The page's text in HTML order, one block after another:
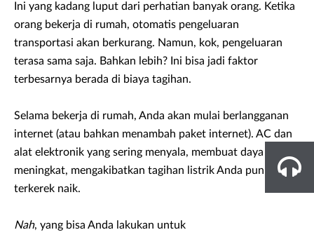
Ini yang kadang luput dari perhatian banyak orang. Ketika
orang bekerja di rumah, otomatis pengeluaran
transportasi akan berkurang. Namun, kok, pengeluaran
terasa sama saja. Bahkan lebih? Ini bisa jadi faktor
terbesarnya berada di biaya tagihan.
Selama bekerja di rumah, Anda akan mulai berlangganan
internet (atau bahkan menambah paket internet). AC dan
alat elektronik yang sering menyala, membuat daya listrik
meningkat, mengakibatkan tagihan listrik Anda pun
terkerek naik.
Nah, yang bisa Anda lakukan untuk